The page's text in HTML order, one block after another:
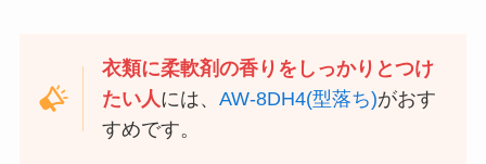
衣類に柔軟剤の香りをしっかりとつけ
たい人 には、AW-8DH4(型落ち)がおす
すめです。